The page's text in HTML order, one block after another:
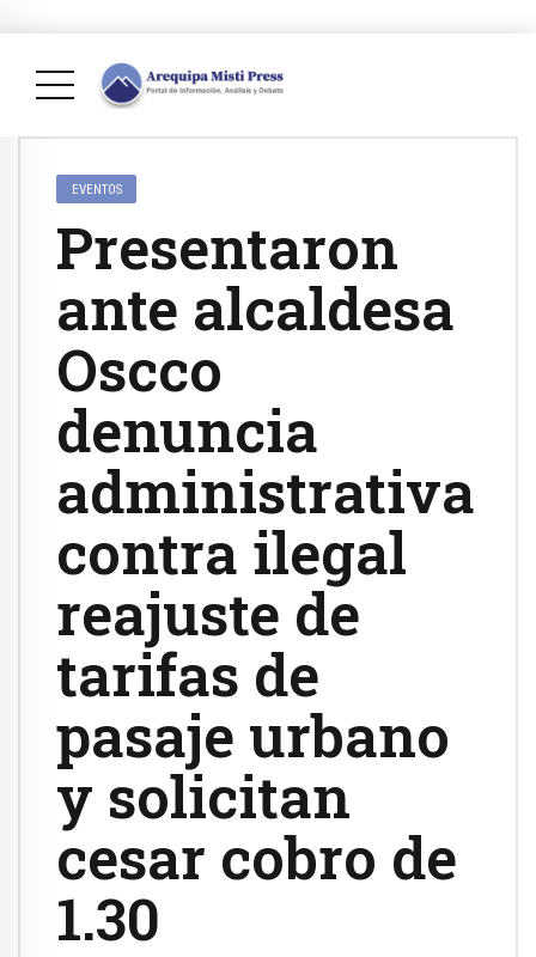
EVENTOS
Presentaron
ante alcaldesa
Oscco
denuncia
administrativa
contra ilegal
reajuste de
tarifas de
pasaje urbano
y solicitan
cesar cobro de
1.30